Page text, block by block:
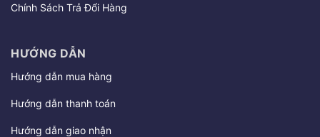
Chính Sách Trả Đổi Hàng
HƯỚNG DẪN
Hướng dẫn mua hàng
Hướng dẫn thanh toán
Hướng dẫn giao nhận